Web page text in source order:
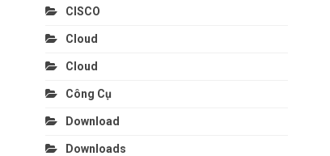
CISCO
Cloud
Cloud
Công Cụ
Download
Downloads